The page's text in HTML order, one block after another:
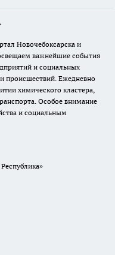
Новочебоксарска и
важнейшие события
и социальных
происшествий. Ежедневно
химического кластера,
Особое внимание
и социальным